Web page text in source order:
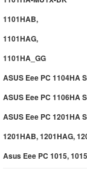
1101HAB,
1101HAG,
1101HA_GG
ASUS Eee PC 1104HA
ASUS Eee PC 1106HA
ASUS Eee PC 1201HA
1201HAB, 1201HAG,
Asus Eee PC 1015,